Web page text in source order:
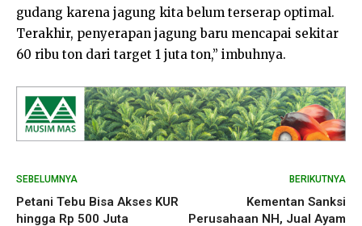
gudang karena jagung kita belum terserap optimal.
Terakhir, penyerapan jagung baru mencapai sekitar
60 ribu ton dari target 1 juta ton,” imbuhnya.
SEBELUMNYA
Petani Tebu Bisa Akses KUR
hingga Rp 500 Juta
BERIKUTNYA
Kementan Sanksi
Perusahaan NH, Jual Ayam